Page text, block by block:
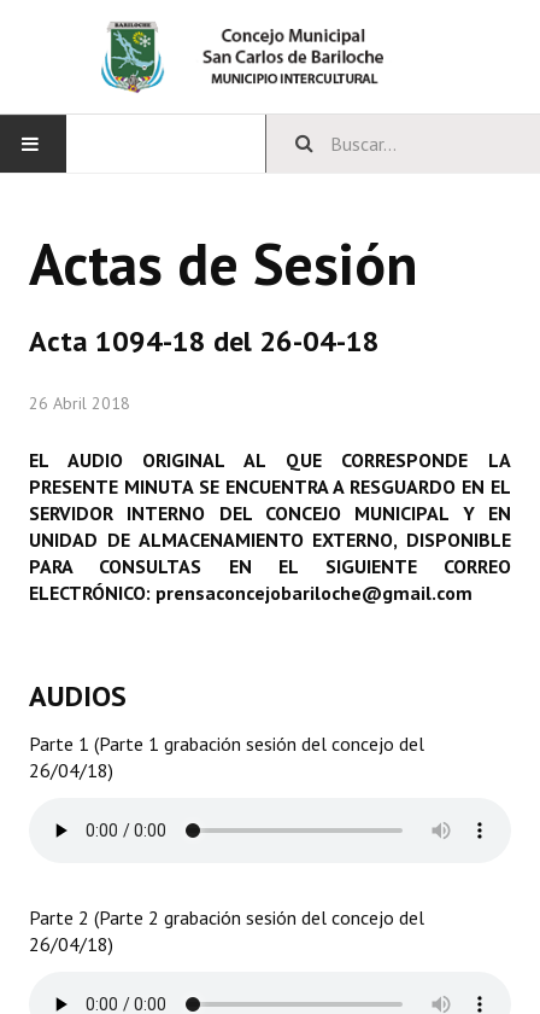
CONCEJO
Comisiones Especiales
Concejales Mandato Cumplido
Programas
Carta Orgánica 2007
Reglamento Interno
Organigrama
Actas de Sesión
Acta 1094-18 del 26-04-18
26 Abril 2018
EL AUDIO ORIGINAL AL QUE CORRESPONDE LA
PRESENTE MINUTA SE ENCUENTRA A RESGUARDO EN EL
SERVIDOR INTERNO DEL CONCEJO MUNICIPAL Y EN
UNIDAD DE ALMACENAMIENTO EXTERNO, DISPONIBLE
PARA CONSULTAS EN EL SIGUIENTE CORREO
ELECTRÓNICO: prensaconcejobariloche@gmail.com
AUDIOS
Parte 1 (Parte 1 grabación sesión del concejo del
26/04/18)
Parte 2 (Parte 2 grabación sesión del concejo del
26/04/18)